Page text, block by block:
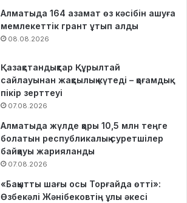
Алматыда 164 азамат өз кәсібін ашуға
мемлекеттік грант ұтып алды
08.08.2026
Қазақстандықтар Құрылтай
сайлауынан жақсылық күтеді – қоғамдық
пікір зерттеуі
07.08.2026
Алматыда жүлде қоры 10,5 млн теңге
болатын республикалық суретшілер
байқауы жарияланды
07.08.2026
«Бақытты шағы осы Торғайда өтті»:
Өзбекәлі Жәнібековтің ұлы әкесі